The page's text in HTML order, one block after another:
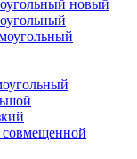
новый
совмещенной